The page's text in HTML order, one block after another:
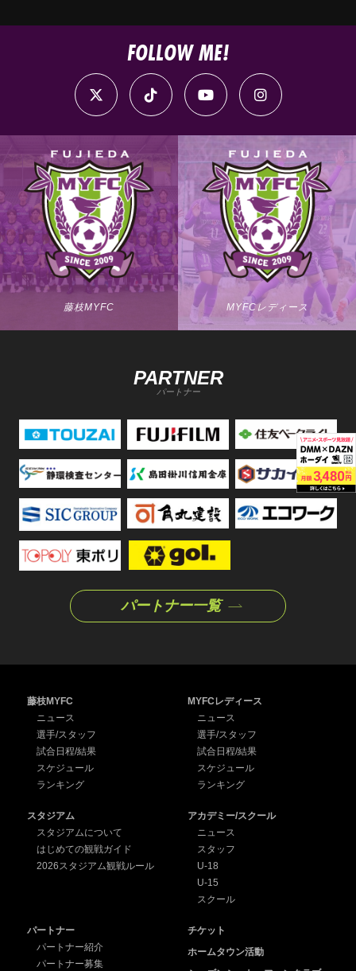
FOLLOW ME!
藤枝MYFC MYFCレディース
PARTNER
パートナー
パートナー一覧
藤枝MYFC
ニュース
選手/スタッフ
試合日程/結果
スケジュール
ランキング
MYFCレディース
ニュース
選手/スタッフ
試合日程/結果
スケジュール
ランキング
スタジアム
スタジアムについて
はじめての観戦ガイド
2026スタジアム観戦ルール
アカデミー/スクール
ニュース
スタッフ
U-18
U-15
スクール
パートナー
パートナー紹介
パートナー募集
チケット
ホームタウン活動